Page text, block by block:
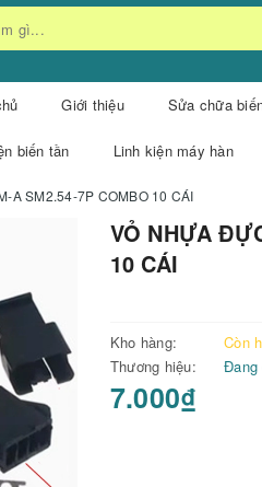
Giới thiệu Sửa chữa
biến tần Linh kiện máy hàn
A SM2.54-7P COMBO 10 CÁI
VỎ NHỰA
10 CÁI
Kho hàng:
Còn
Thương hiệu:
Đang
7.000₫